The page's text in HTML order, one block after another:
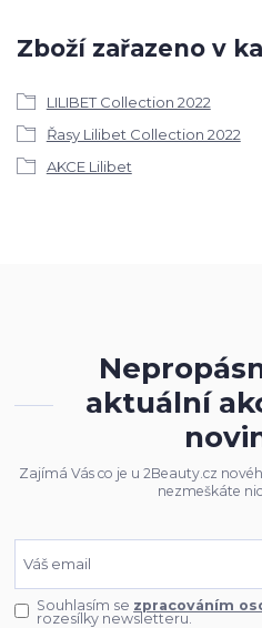
Zboží zařazeno v
LILIBET Collection 2022
Řasy Lilibet Collection 2022
AKCE Lilibet
aktuální
Zajímá Vás co je u 2Beauty.cz
nezmeškáte
Souhlasím se zpracováním
rozesílky newsletteru.